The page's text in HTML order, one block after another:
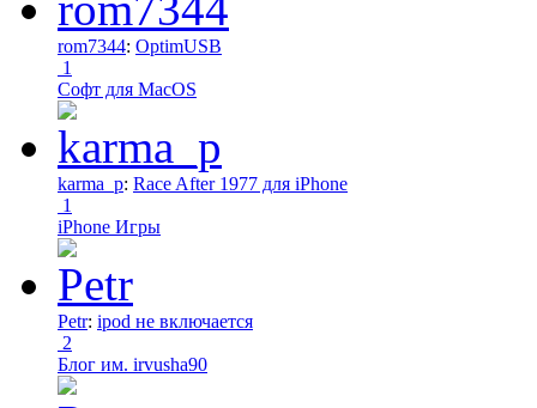
rom7344: OptimUSB
1
Софт для MacOS
karma_p: Race After 1977 для iPhone
1
iPhone Игры
Petr: ipod не включается
2
Блог им. irvusha90